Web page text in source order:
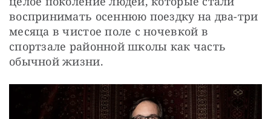
воспринимать осеннюю поездку на два-три
месяца в чистое поле с ночевкой в
спортзале районной школы как часть
обычной жизни.